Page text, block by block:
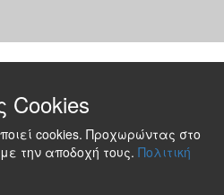
Cookies
cookies. Προχωρώντας στο
την αποδοχή τους. Πολιτική